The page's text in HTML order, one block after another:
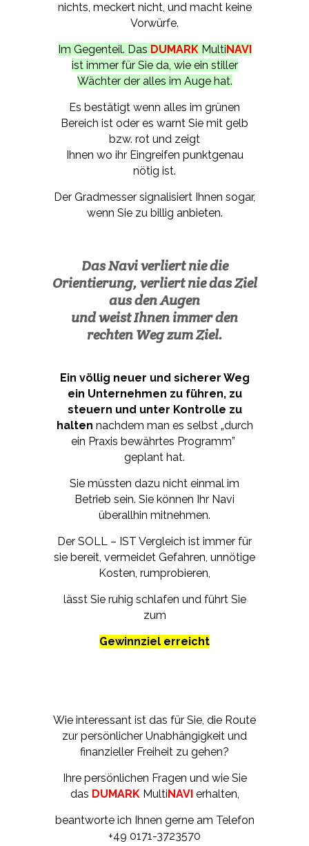
nichts, meckert nicht, und macht keine
Vorwürfe.
Im Gegenteil. Das DUMARK MultiNAVI
ist immer für Sie da, wie ein stiller
Wächter der alles im Auge hat.
Es bestätigt wenn alles im grünen
Bereich ist oder es warnt Sie mit gelb
bzw. rot und zeigt
Ihnen wo ihr Eingreifen punktgenau
nötig ist.
Der Gradmesser signalisiert Ihnen sogar,
wenn Sie zu billig anbieten.
Das Navi verliert nie die
Orientierung, verliert nie das Ziel
aus den Augen
und weist Ihnen immer den
rechten Weg zum Ziel.
Ein völlig neuer und sicherer Weg
ein Unternehmen zu führen, zu
steuern und unter Kontrolle zu
halten nachdem man es selbst „durch
ein Praxis bewährtes Programm”
geplant hat.
Sie müssten dazu nicht einmal im
Betrieb sein. Sie können Ihr Navi
überallhin mitnehmen.
Der SOLL – IST Vergleich ist immer für
sie bereit, vermeidet Gefahren, unnötige
Kosten, rumprobieren,
lässt Sie ruhig schlafen und führt Sie
zum
Gewinnziel erreicht
Wie interessant ist das für Sie, die Route
zur persönlicher Unabhängigkeit und
finanzieller Freiheit zu gehen?
Ihre persönlichen Fragen und wie Sie
das DUMARK MultiNAVI erhalten,
beantworte ich Ihnen gerne am Telefon
+49 0171-3723570